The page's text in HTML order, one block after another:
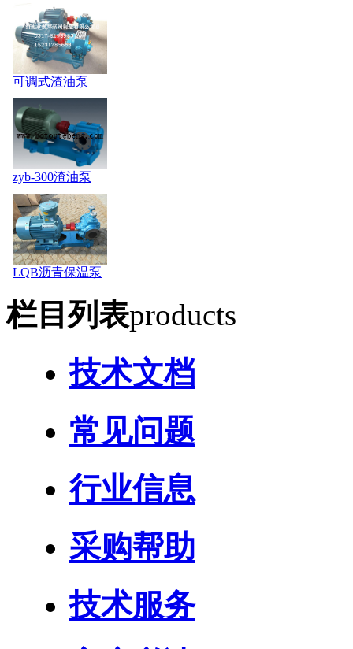
可调式渣油泵
zyb-300渣油泵
LQB沥青保温泵
栏目列表products
技术文档
常见问题
行业信息
采购帮助
技术服务